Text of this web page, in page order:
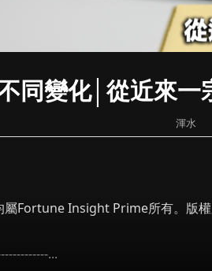
同變化│從近來一
渾水
Fortune Insight Prime所有。版權
...